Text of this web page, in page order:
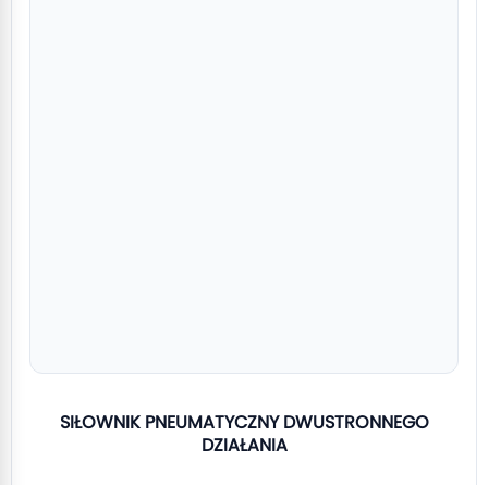
SIŁOWNIK PNEUMATYCZNY DWUSTRONNEGO
DZIAŁANIA